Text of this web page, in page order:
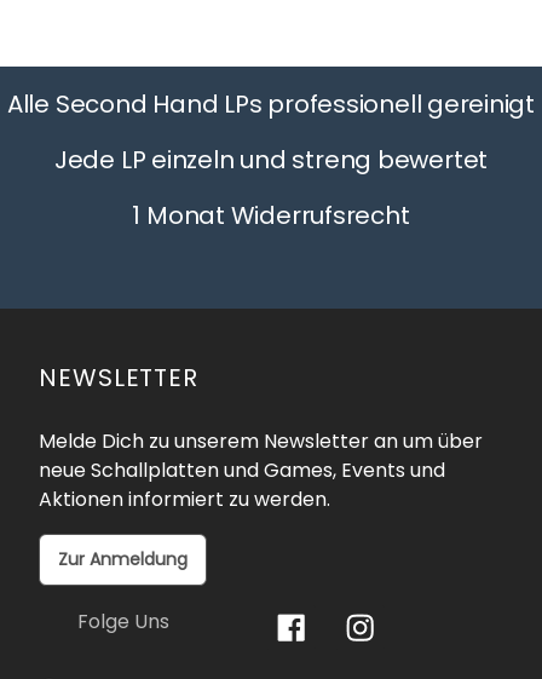
Alle Second Hand LPs professionell gereinigt
Jede LP einzeln und streng bewertet
1 Monat Widerrufsrecht
NEWSLETTER
Melde Dich zu unserem Newsletter an um über
neue Schallplatten und Games, Events und
Aktionen informiert zu werden.
Zur Anmeldung
Folge Uns